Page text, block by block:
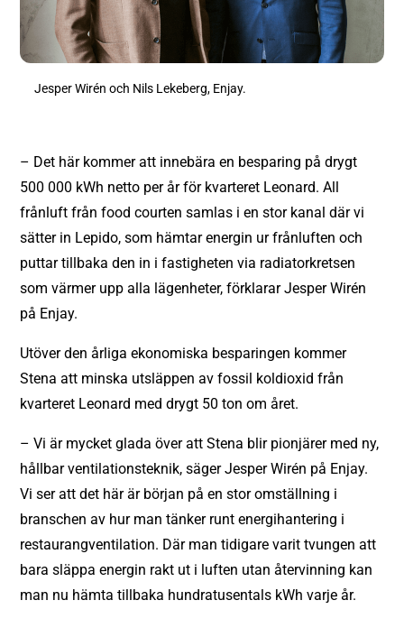
Jesper Wirén och Nils Lekeberg, Enjay.
– Det här kommer att innebära en besparing på drygt
500 000 kWh netto per år för kvarteret Leonard. All
frånluft från food courten samlas i en stor kanal där vi
sätter in Lepido, som hämtar energin ur frånluften och
puttar tillbaka den in i fastigheten via radiatorkretsen
som värmer upp alla lägenheter, förklarar Jesper Wirén
på Enjay.
Utöver den årliga ekonomiska besparingen kommer
Stena att minska utsläppen av fossil koldioxid från
kvarteret Leonard med drygt 50 ton om året.
– Vi är mycket glada över att Stena blir pionjärer med ny,
hållbar ventilationsteknik, säger Jesper Wirén på Enjay.
Vi ser att det här är början på en stor omställning i
branschen av hur man tänker runt energihantering i
restaurangventilation. Där man tidigare varit tvungen att
bara släppa energin rakt ut i luften utan återvinning kan
man nu hämta tillbaka hundratusentals kWh varje år.